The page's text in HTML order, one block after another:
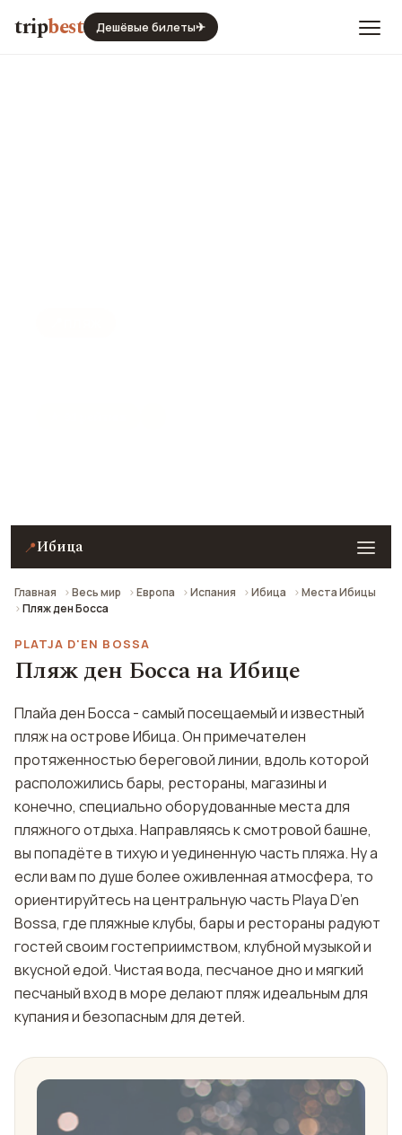
tripbest Дешёвые билеты✈
📍Ибица
Главная Весь мир Европа Испания Ибица
Места Ибицы
Пляж ден Босса
PLATJA D'EN BOSSA
Пляж ден Босса на Ибице
Плайа ден Босса - самый посещаемый и известный
пляж на острове Ибица. Он примечателен
протяженностью береговой линии, вдоль которой
расположились бары, рестораны, магазины и
конечно, специально оборудованные места для
пляжного отдыха. Направляясь к смотровой башне,
вы попадёте в тихую и уединенную часть пляжа. Ну а
если вам по душе более оживленная атмосфера, то
ориентируйтесь на центральную часть Playa D’en
Bossa, где пляжные клубы, бары и рестораны радуют
гостей своим гостеприимством, клубной музыкой и
вкусной едой. Чистая вода, песчаное дно и мягкий
песчаный вход в море делают пляж идеальным для
купания и безопасным для детей.